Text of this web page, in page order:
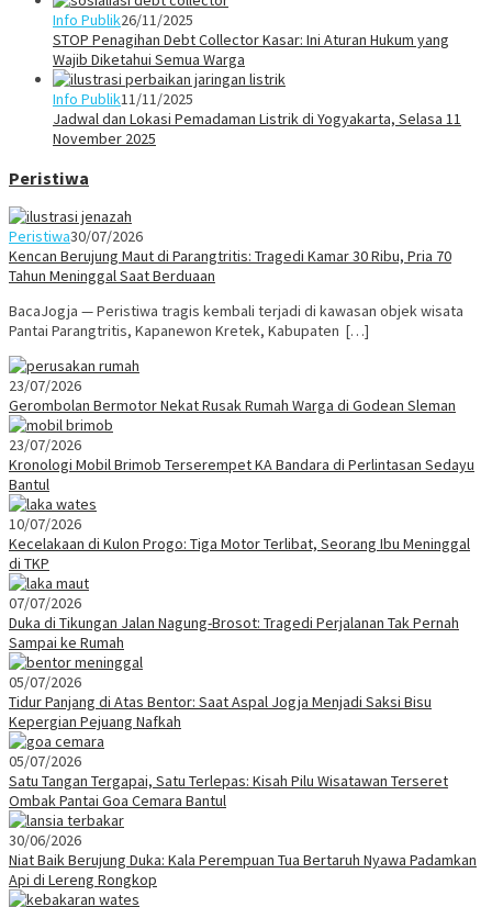
Info Publik26/11/2025
STOP Penagihan Debt Collector Kasar: Ini Aturan Hukum yang
Wajib Diketahui Semua Warga
Info Publik11/11/2025
Jadwal dan Lokasi Pemadaman Listrik di Yogyakarta, Selasa 11
November 2025
Peristiwa
Peristiwa30/07/2026
Kencan Berujung Maut di Parangtritis: Tragedi Kamar 30 Ribu, Pria 70
Tahun Meninggal Saat Berduaan
BacaJogja — Peristiwa tragis kembali terjadi di kawasan objek wisata
Pantai Parangtritis, Kapanewon Kretek, Kabupaten […]
23/07/2026
Gerombolan Bermotor Nekat Rusak Rumah Warga di Godean Sleman
23/07/2026
Kronologi Mobil Brimob Terserempet KA Bandara di Perlintasan Sedayu
Bantul
10/07/2026
Kecelakaan di Kulon Progo: Tiga Motor Terlibat, Seorang Ibu Meninggal
di TKP
07/07/2026
Duka di Tikungan Jalan Nagung-Brosot: Tragedi Perjalanan Tak Pernah
Sampai ke Rumah
05/07/2026
Tidur Panjang di Atas Bentor: Saat Aspal Jogja Menjadi Saksi Bisu
Kepergian Pejuang Nafkah
05/07/2026
Satu Tangan Tergapai, Satu Terlepas: Kisah Pilu Wisatawan Terseret
Ombak Pantai Goa Cemara Bantul
30/06/2026
Niat Baik Berujung Duka: Kala Perempuan Tua Bertaruh Nyawa Padamkan
Api di Lereng Rongkop